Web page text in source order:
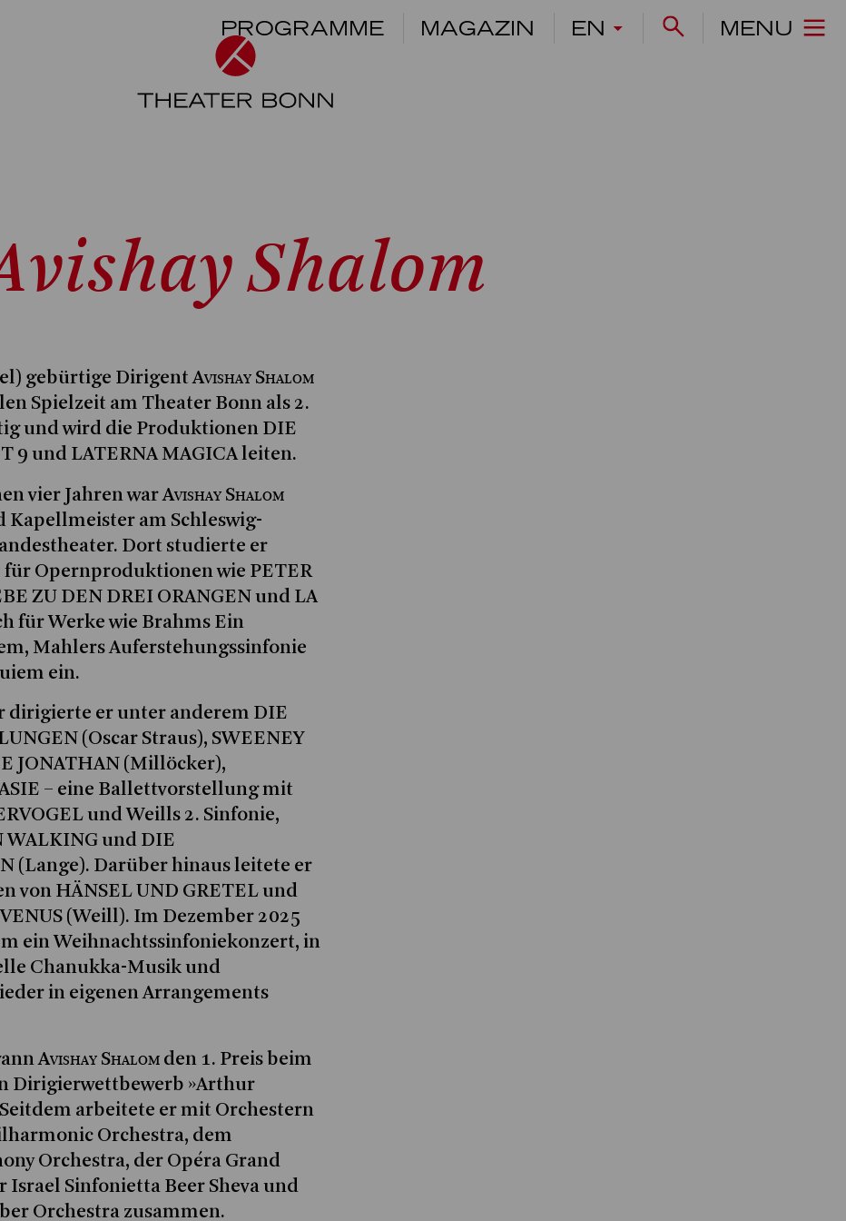
PROGRAMME MAGAZIN EN MENU
Shalom
gebürtige DirigentAvishay Shalom
Spielzeit am Theater Bonn als 2.
und wird die Produktionen DIE
9 und LATERNA MAGICA leiten.
vier Jahren warAvishay Shalom
am Schleswig-
Dort studierte er
für Opernproduktionen wie PETER
ZU DEN DREI ORANGEN und LA
für Werke wie Brahms Ein
Mahlers Auferstehungssinfonie
ein.
dirigierte er unter anderem DIE
(Oscar Straus), SWEENEY
JONATHAN (Millöcker),
– eine Ballettvorstellung mit
und Weills 2. Sinfonie,
WALKING und DIE
(Lange). Darüber hinaus leitete er
von HÄNSEL UND GRETEL und
(Weill). Im Dezember 2025
ein Weihnachtssinfoniekonzert, in
Chanukka-Musik und
in eigenen Arrangements
Avishay Shalom den 1. Preis beim
Dirigierwettbewerb »Arthur
arbeitete er mit Orchestern
Orchestra, dem
Orchestra, der Opéra Grand
Israel Sinfonietta Beer Sheva und
Orchestra zusammen.